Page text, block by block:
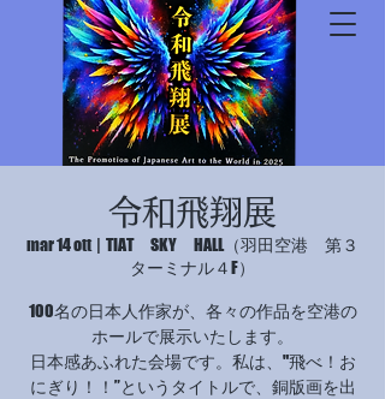
© Copyright
© Copyright
令和飛翔展
mar 14 ott
  |
TIAT SKY HALL（羽田空港 第３
ターミナル４F）
100名の日本人作家が、各々の作品を空港の
ホールで展示いたします。
日本感あふれた会場です。私は、"飛べ！お
にぎり！！”というタイトルで、銅版画を出